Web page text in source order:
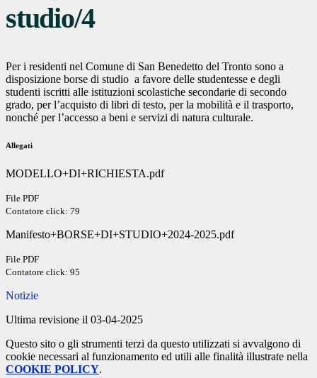
studio/4
Per i residenti nel Comune di San Benedetto del Tronto sono a
disposizione borse di studio a favore delle studentesse e degli
studenti iscritti alle istituzioni scolastiche secondarie di secondo
grado, per l’acquisto di libri di testo, per la mobilità e il trasporto,
nonché per l’accesso a beni e servizi di natura culturale.
Allegati
MODELLO+DI+RICHIESTA.pdf
File PDF
Contatore click: 79
Manifesto+BORSE+DI+STUDIO+2024-2025.pdf
File PDF
Contatore click: 95
Notizie
Ultima revisione il 03-04-2025
Questo sito o gli strumenti terzi da questo utilizzati si avvalgono di
cookie necessari al funzionamento ed utili alle finalità illustrate nella
COOKIE POLICY.